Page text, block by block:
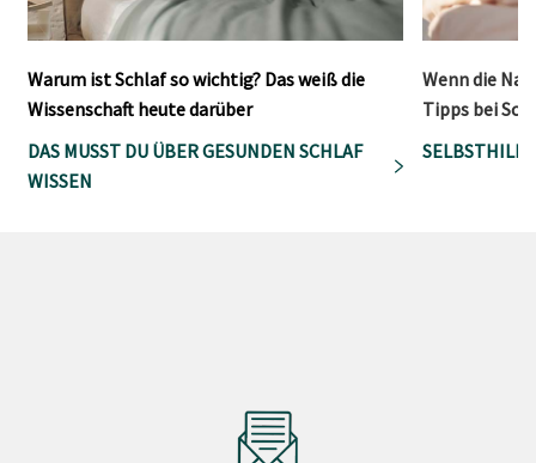
Warum ist Schlaf so wichtig? Das weiß die
Wissenschaft heute darüber
DAS MUSST DU ÜBER GESUNDEN SCHLAF
WISSEN
Wenn die
Tipps bei